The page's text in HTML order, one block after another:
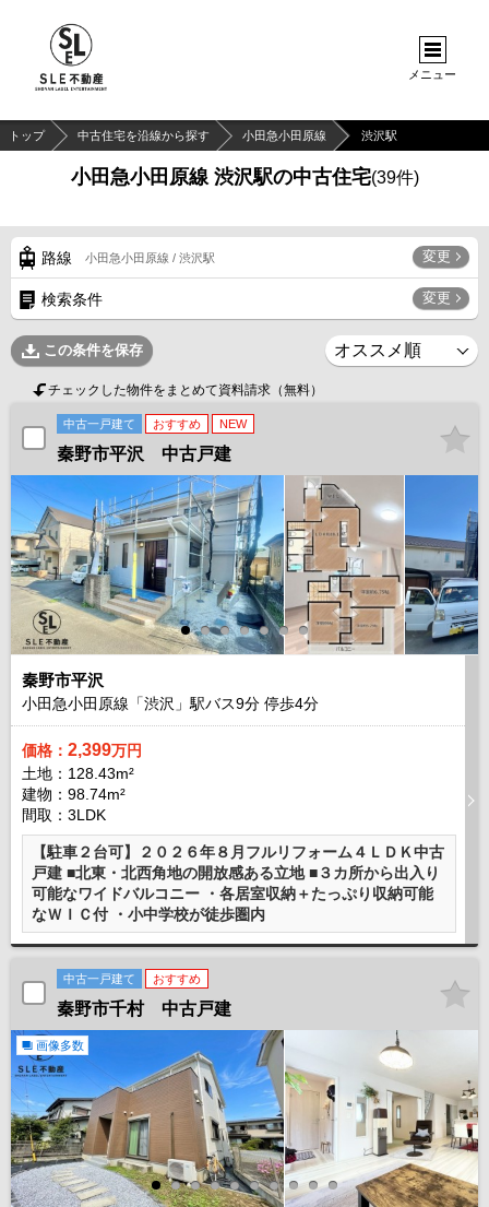
メニュー
トップ 中古住宅を沿線から探す 小田急小田原線 渋沢駅
小田急小田原線 渋沢駅の中古住宅(39件)
路線 小田急小田原線 / 渋沢駅 変更
検索条件 変更
この条件を保存
チェックした物件をまとめて資料請求（無料）
中古一戸建て おすすめ NEW
秦野市平沢 中古戸建
秦野市平沢
小田急小田原線「渋沢」駅バス9分 停歩4分
価格： 2,399万円
土地：128.43m²
建物：98.74m²
間取：3LDK
【駐車２台可】２０２６年８月フルリフォーム４ＬＤＫ中古
戸建 ■北東・北西角地の開放感ある立地 ■３カ所から出入り
可能なワイドバルコニー ・各居室収納＋たっぷり収納可能
なＷＩＣ付 ・小中学校が徒歩圏内
中古一戸建て おすすめ
秦野市千村 中古戸建
画像多数